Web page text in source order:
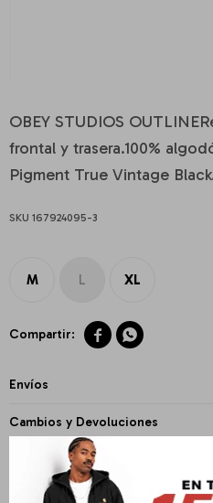
OBEY STUDIOS
frontal y trasera.100%
Pigment True Vintage
167924095-3
M L XL
 
Envíos
Cambios y Devoluciones
Medios de pago